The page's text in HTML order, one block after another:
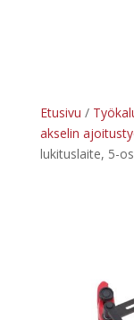
Etusivu /
akselin
lukituslaite, 5-os